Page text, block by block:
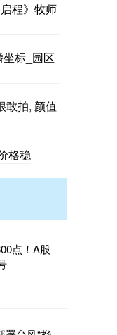
程》牧师
坐标_园区
敢拍, 颜值
格稳
点！A股